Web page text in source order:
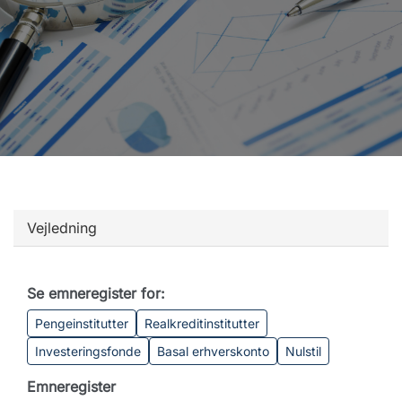
Vejledning
Se emneregister for:
Pengeinstitutter
Realkreditinstitutter
Investeringsfonde
Basal erhverskonto Nulstil
Emneregister